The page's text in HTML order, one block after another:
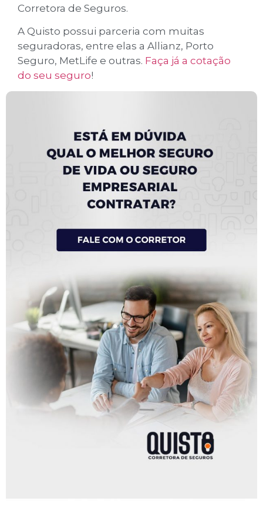
Corretora de Seguros.
A Quisto possui parceria com muitas
seguradoras, entre elas a Allianz, Porto
Seguro, MetLife e outras. Faça já a cotação
do seu seguro!